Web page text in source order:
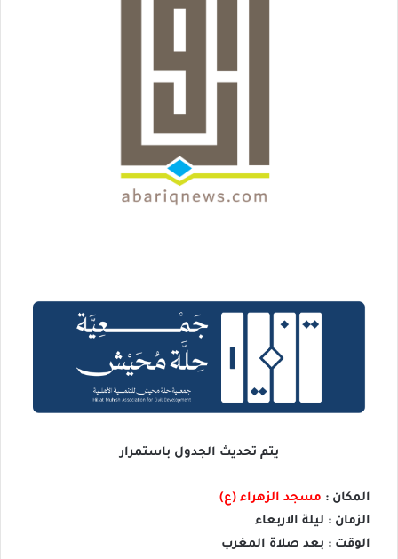
يتم تحديث الجدول باستمرار
المكان : مسجد الزهراء (ع)
الزمان : ليلة الاربعاء
الوقت : بعد صلاة المغرب